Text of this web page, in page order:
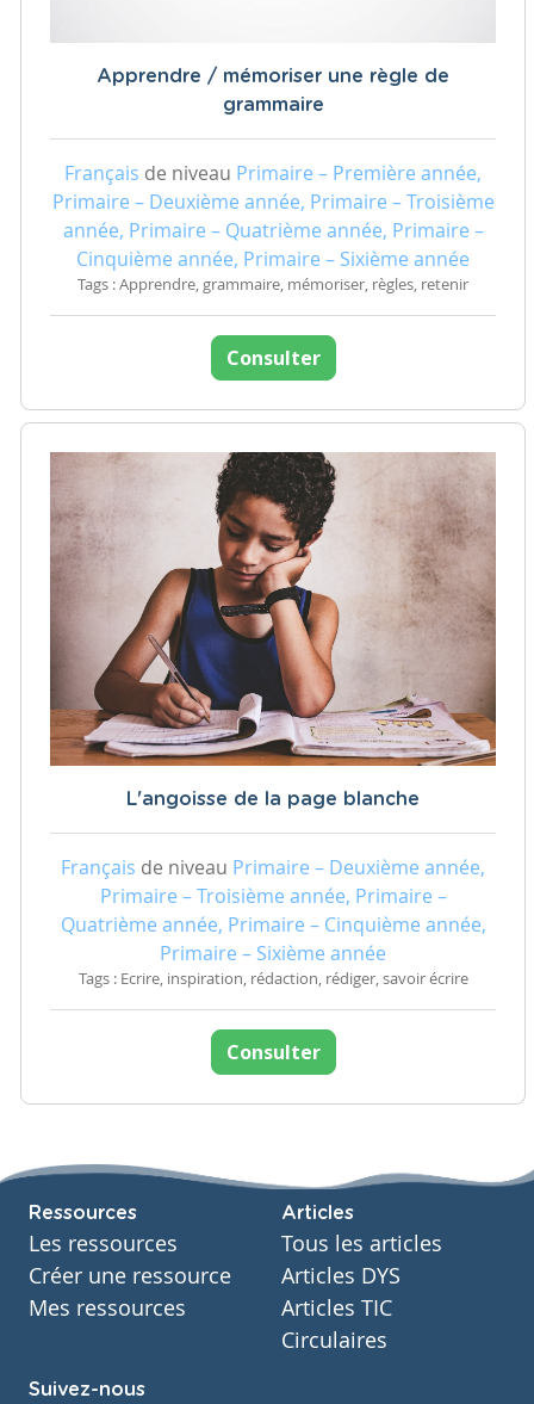
Apprendre / mémoriser une règle de
grammaire
Français de niveau Primaire – Première année,
Primaire – Deuxième année, Primaire – Troisième
année, Primaire – Quatrième année, Primaire –
Cinquième année, Primaire – Sixième année
Tags : Apprendre, grammaire, mémoriser, règles, retenir
Consulter
L'angoisse de la page blanche
Français de niveau Primaire – Deuxième année,
Primaire – Troisième année, Primaire –
Quatrième année, Primaire – Cinquième année,
Primaire – Sixième année
Tags : Ecrire, inspiration, rédaction, rédiger, savoir écrire
Consulter
Ressources
Les ressources
Créer une ressource
Mes ressources
Articles
Tous les articles
Articles DYS
Articles TIC
Circulaires
Suivez-nous